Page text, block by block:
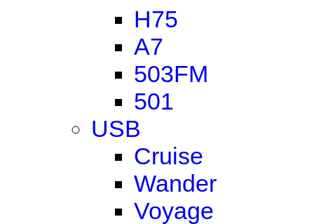
H75
A7
503FM
501
USB
Cruise
Wander
Voyage